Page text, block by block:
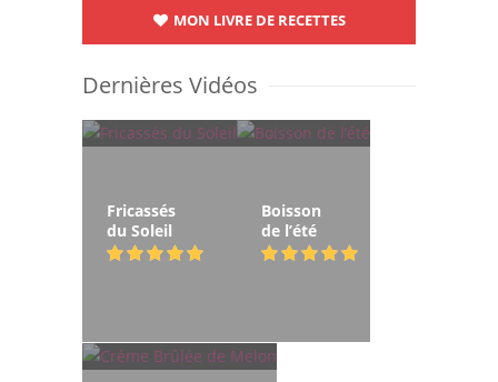
MON LIVRE DE RECETTES
Dernières Vidéos
Fricassés
du Soleil
Boisson
de l’été